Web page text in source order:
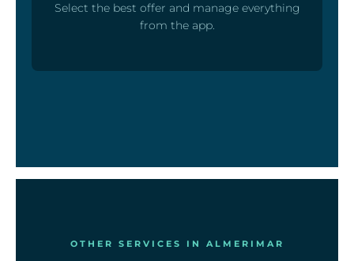
Select the best offer and manage everything
from the app.
OTHER SERVICES IN ALMERIMAR